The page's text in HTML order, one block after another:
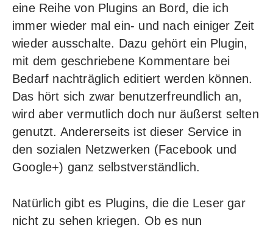
eine Reihe von Plugins an Bord, die ich
immer wieder mal ein- und nach einiger Zeit
wieder ausschalte. Dazu gehört ein Plugin,
mit dem geschriebene Kommentare bei
Bedarf nachträglich editiert werden können.
Das hört sich zwar benutzerfreundlich an,
wird aber vermutlich doch nur äußerst selten
genutzt. Andererseits ist dieser Service in
den sozialen Netzwerken (Facebook und
Google+) ganz selbstverständlich.
Natürlich gibt es Plugins, die die Leser gar
nicht zu sehen kriegen. Ob es nun